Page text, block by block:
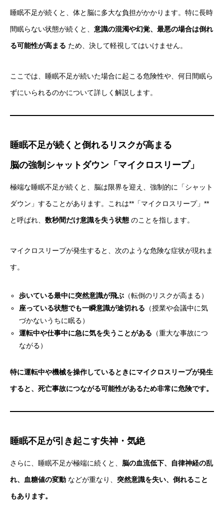
睡眠不足が続くと、体と脳に多大な負担がかかります。特に長時
間眠らない状態が続くと、 意識の混濁や幻覚、最悪の場合は倒れ
る可能性が高まる ため、決して軽視してはいけません。
ここでは、睡眠不足が続いた場合に起こる危険性や、何日間眠ら
ずにいられるのかについて詳しく解説します。
睡眠不足が続くと倒れるリスクが高まる
脳の強制シャットダウン「マイクロスリープ」
極端な睡眠不足が続くと、脳は限界を迎え、強制的に「シャット
ダウン」することがあります。これは**「マイクロスリープ」**
と呼ばれ、 数秒間だけ意識を失う状態 のことを指します。
マイクロスリープが発生すると、次のような危険な症状が現れま
す。
歩いている最中に突然意識が飛ぶ （転倒のリスクが高まる）
座っている状態でも一瞬意識が途切れる （授業や会議中に気
づかないうちに眠る）
運転中や仕事中に急に気を失うことがある （重大な事故につ
ながる）
特に運転中や機械を操作しているときにマイクロスリープが発生
すると、死亡事故につながる可能性があるため非常に危険です。
睡眠不足が引き起こす失神・気絶
さらに、睡眠不足が極端に続くと、 脳の血流低下、自律神経の乱
れ、血糖値の変動 などが重なり、 突然意識を失い、倒れること
もあります。